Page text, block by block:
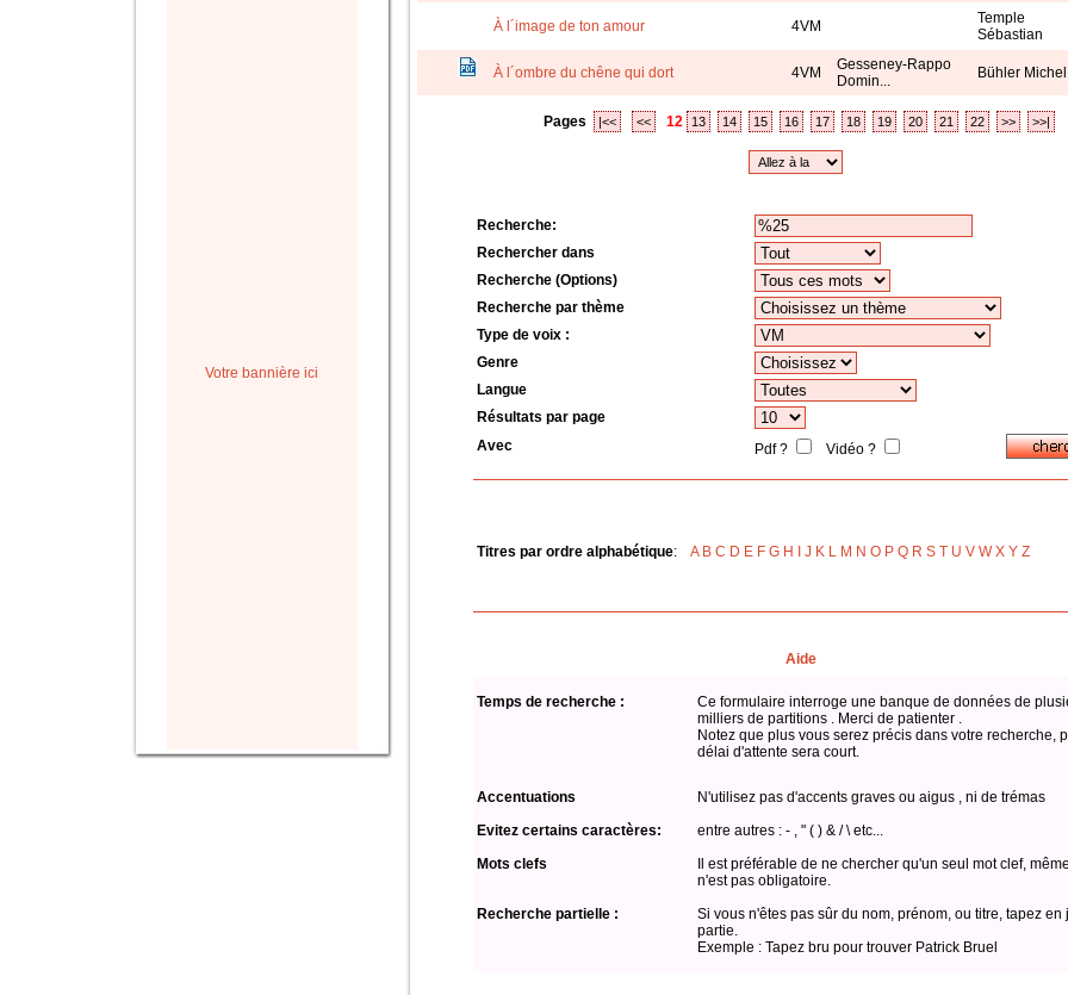
Votre bannière ici
À l´image de ton amour 4VM
Temple
Sébastian
À l´ombre du chêne qui dort 4VM
Gesseney-Rappo
Domin...
Bühler Michel
Pages |<< << 12 13 14 15 16 17 18 19 20 21 22 >> >>|
Recherche:
Rechercher dans
Recherche (Options)
Recherche par thème
Type de voix :
Genre
Langue
Résultats par page
Avec
Pdf ? Vidéo ?
Titres par ordre alphabétique: A B C D E F G H J K L M N O P Q R S T U V W X Y Z
Aide
Temps de recherche :
Ce formulaire interroge une banque de données de
milliers de partitions . Merci de patienter .
Notez que plus vous serez précis dans votre recherche,
délai d'attente sera court.
Accentuations
N'utilisez pas d'accents graves ou aigus , ni de trémas
Evitez certains caractères:
entre autres : - , " ( ) & / \ etc...
Mots clefs
Il est préférable de ne chercher qu'un seul mot clef,
n'est pas obligatoire.
Recherche partielle :
Si vous n'êtes pas sûr du nom, prénom, ou titre, tapez en
partie.
Exemple : Tapez bru pour trouver Patrick Bruel